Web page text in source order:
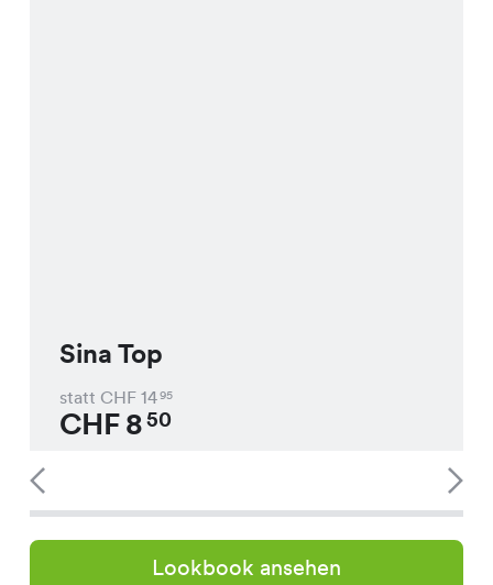
Sina Top
statt CHF 1495
CHF850
Lookbook ansehen